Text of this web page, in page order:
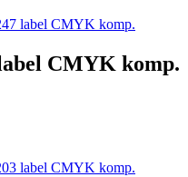
CMYK komp.